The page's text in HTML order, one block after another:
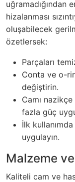
uğramadığından
hizalanması
oluşabilecek
özetlersek:
Parçaları
Conta ve o-
değiştirin.
Camı nazikçe
fazla güç
İlk
uygulayın.
Malzeme
Kaliteli cam ve